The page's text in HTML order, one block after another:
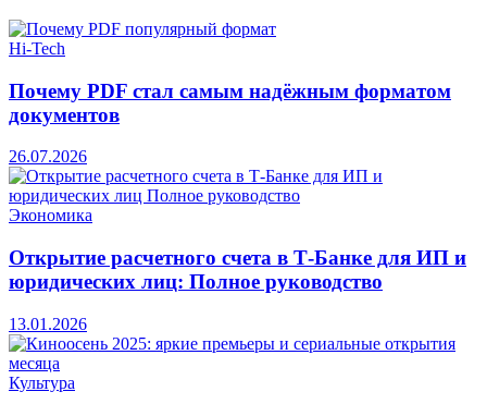
Hi-Tech
Почему PDF стал самым надёжным форматом
документов
26.07.2026
Экономика
Открытие расчетного счета в Т-Банке для ИП и
юридических лиц: Полное руководство
13.01.2026
Культура